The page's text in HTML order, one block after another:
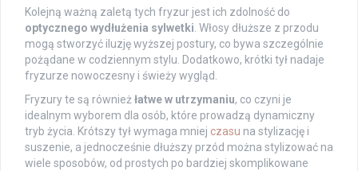
Kolejną ważną zaletą tych fryzur jest ich zdolność do
optycznego wydłużenia sylwetki. Włosy dłuższe z przodu
mogą stworzyć iluzję wyższej postury, co bywa szczególnie
pożądane w codziennym stylu. Dodatkowo, krótki tył nadaje
fryzurze nowoczesny i świeży wygląd.
Fryzury te są równieżłatwe w utrzymaniu, co czyni je
idealnym wyborem dla osób, które prowadzą dynamiczny
tryb życia. Krótszy tył wymaga mniej czasu na stylizację i
suszenie, a jednocześnie dłuższy przód można stylizować na
wiele sposobów, od prostych po bardziej skomplikowane